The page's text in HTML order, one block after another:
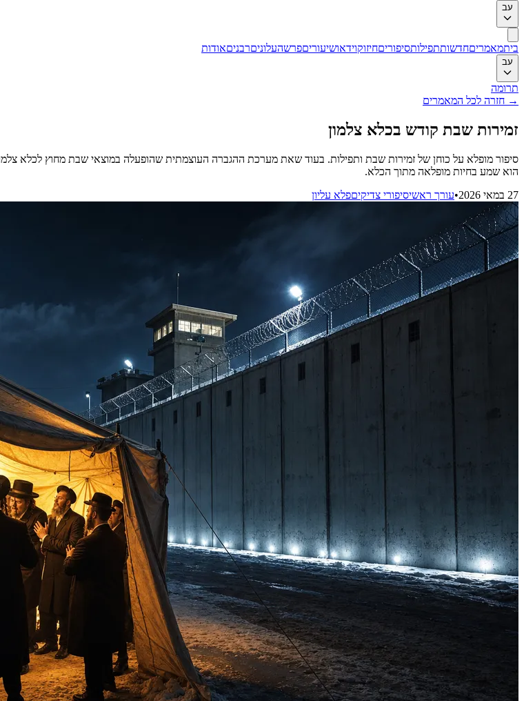
עב
ביתמאמריםחדשותתפילותסיפוריםחיזוקוידאושיעוריםפרשהעלוניםרבניםאודות
עב
תרומה
→ חזרה לכל המאמרים
זמירות שבת קודש בכלא צלמון
סיפור מופלא על כוחן של זמירות שבת ותפילות. בעוד שאת מערכת ההגברה העוצמתית שהופעלה במוצאי שבת מחוץ לכלא
הוא שמע בחיות מופלאה מתוך הכלא.
27 במאי 2026
•עורך ראשיסיפורי צדיקיםפלא עליון